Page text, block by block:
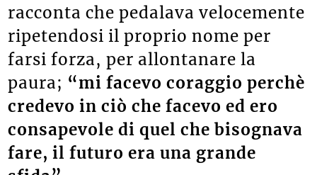
racconta che pedalava velocemente
ripetendosi il proprio nome per
farsi forza, per allontanare la
paura; “mi facevo coraggio perchè
credevo in ciò che facevo ed ero
consapevole di quel che bisognava
fare, il futuro era una grande